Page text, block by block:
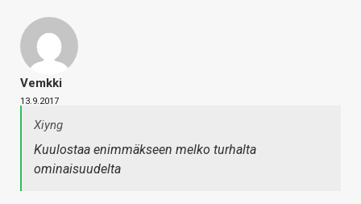
Vemkki
13.9.2017
Xiyng
Kuulostaa enimmäkseen melko turhalta
ominaisuudelta